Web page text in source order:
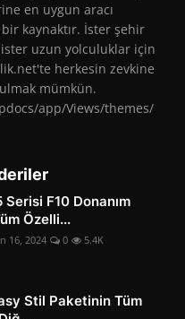
en uygun aracı
kaynaktır. İster şehir
uzun yolculuklar için
herkesin zevkine
mümkün.
app/Views/themes/
Serisi F10 Donanım
Özelli...
16, 2024 0 5.4K
Stil Paketinin Tüm